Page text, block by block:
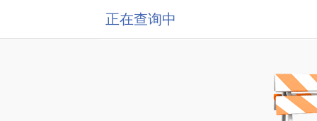
正在查询中